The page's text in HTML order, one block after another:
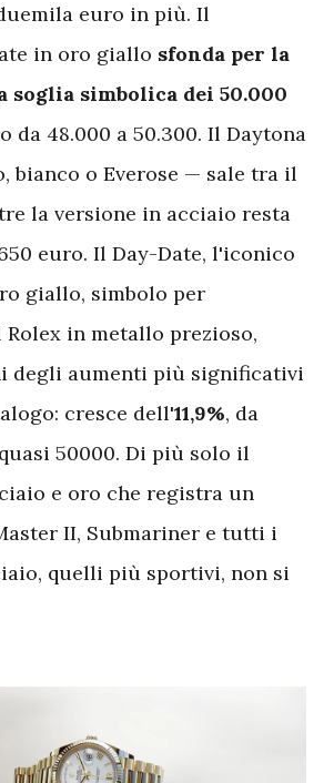
euro in più. Il
in oro giallo sfonda per la
soglia simbolica dei 50.000
da 48.000 a 50.300. Il Daytona
bianco o Everose — sale tra il
la versione in acciaio resta
euro. Il Day-Date, l'iconico
giallo, simbolo per
Rolex in metallo prezioso,
degli aumenti più significativi
cresce dell'11,9%, da
50000. Di più solo il
e oro che registra un
II, Submariner e tutti i
quelli più sportivi, non si